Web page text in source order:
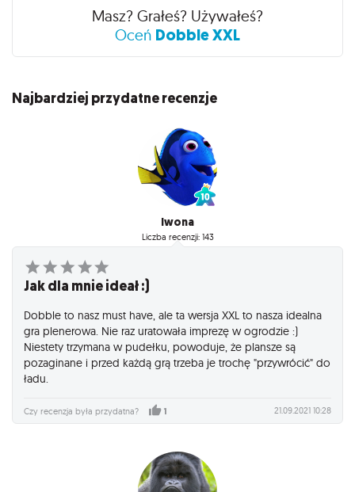
Masz? Grałeś? Używałeś?
Oceń Dobble XXL
Najbardziej przydatne recenzje
Iwona
Liczba recenzji: 143
Jak dla mnie ideał :)
Dobble to nasz must have, ale ta wersja XXL to nasza idealna
gra plenerowa. Nie raz uratowała imprezę w ogrodzie :)
Niestety trzymana w pudełku, powoduje, że plansze są
pozaginane i przed każdą grą trzeba je trochę "przywrócić" do
ładu.
Czy recenzja była przydatna? 1 21.09.2021 10:28